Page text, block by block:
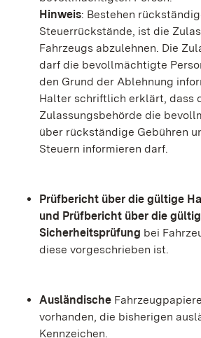
Hinweis: Bestehen
Steuerrückstände, ist die
Fahrzeugs abzulehnen. Die
darf die bevollmächtigte
den Grund der Ablehnung
Halter schriftlich erklärt, dass
Zulassungsbehörde die
über rückständige Gebühren
Steuern informieren darf.
Prüfbericht über die gültige
und Prüfbericht über die
Sicherheitsprüfung bei
diese vorgeschrieben ist.
Ausländische
vorhanden, die bisherigen
Kennzeichen.